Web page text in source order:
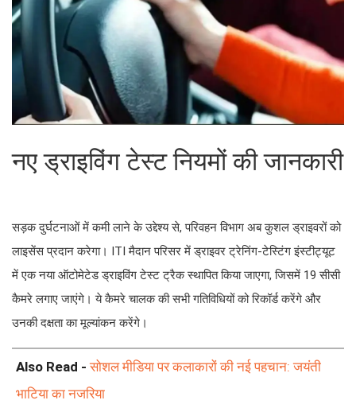
नए ड्राइविंग टेस्ट नियमों की जानकारी
सड़क दुर्घटनाओं में कमी लाने के उद्देश्य से, परिवहन विभाग अब कुशल ड्राइवरों को
लाइसेंस प्रदान करेगा। ITI मैदान परिसर में ड्राइवर ट्रेनिंग-टेस्टिंग इंस्टीट्यूट
में एक नया ऑटोमेटेड ड्राइविंग टेस्ट ट्रैक स्थापित किया जाएगा, जिसमें 19 सीसी
कैमरे लगाए जाएंगे। ये कैमरे चालक की सभी गतिविधियों को रिकॉर्ड करेंगे और
उनकी दक्षता का मूल्यांकन करेंगे।
Also Read -सोशल मीडिया पर कलाकारों की नई पहचान: जयंती
भाटिया का नजरिया